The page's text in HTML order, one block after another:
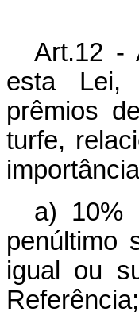
Art.12 -
esta Lei,
prêmios
turfe,
a) 10%
penúltimo
igual ou
Referência;